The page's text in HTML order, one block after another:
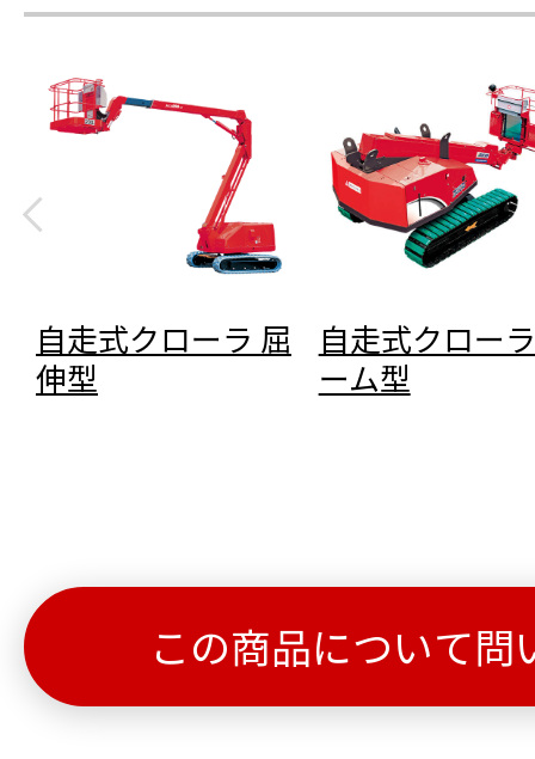
自走式クローラ 屈
伸型
自走式クロー
ーム型
この商品について問